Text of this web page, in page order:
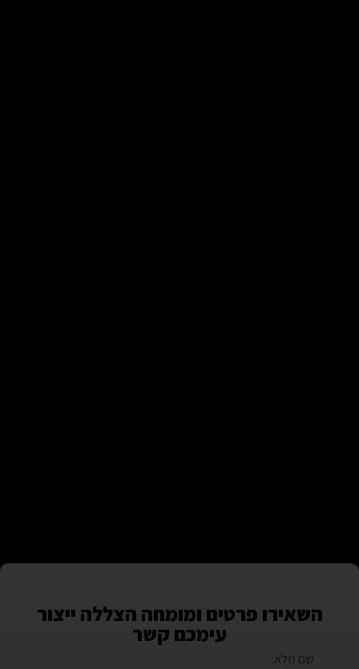
השאירו פרטים ומומחה הצללה ייצור
עימכם קשר